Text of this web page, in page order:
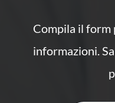
Compila il form
informazioni.